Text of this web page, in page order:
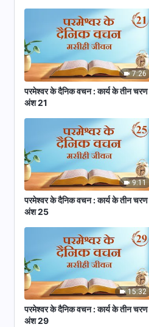
7:26
परमेश्वर के दैनिक वचन : कार्य के तीन चरण |
अंश 21
9:11
परमेश्वर के दैनिक वचन : कार्य के तीन चरण |
अंश 25
15:32
परमेश्वर के दैनिक वचन : कार्य के तीन चरण |
अंश 29